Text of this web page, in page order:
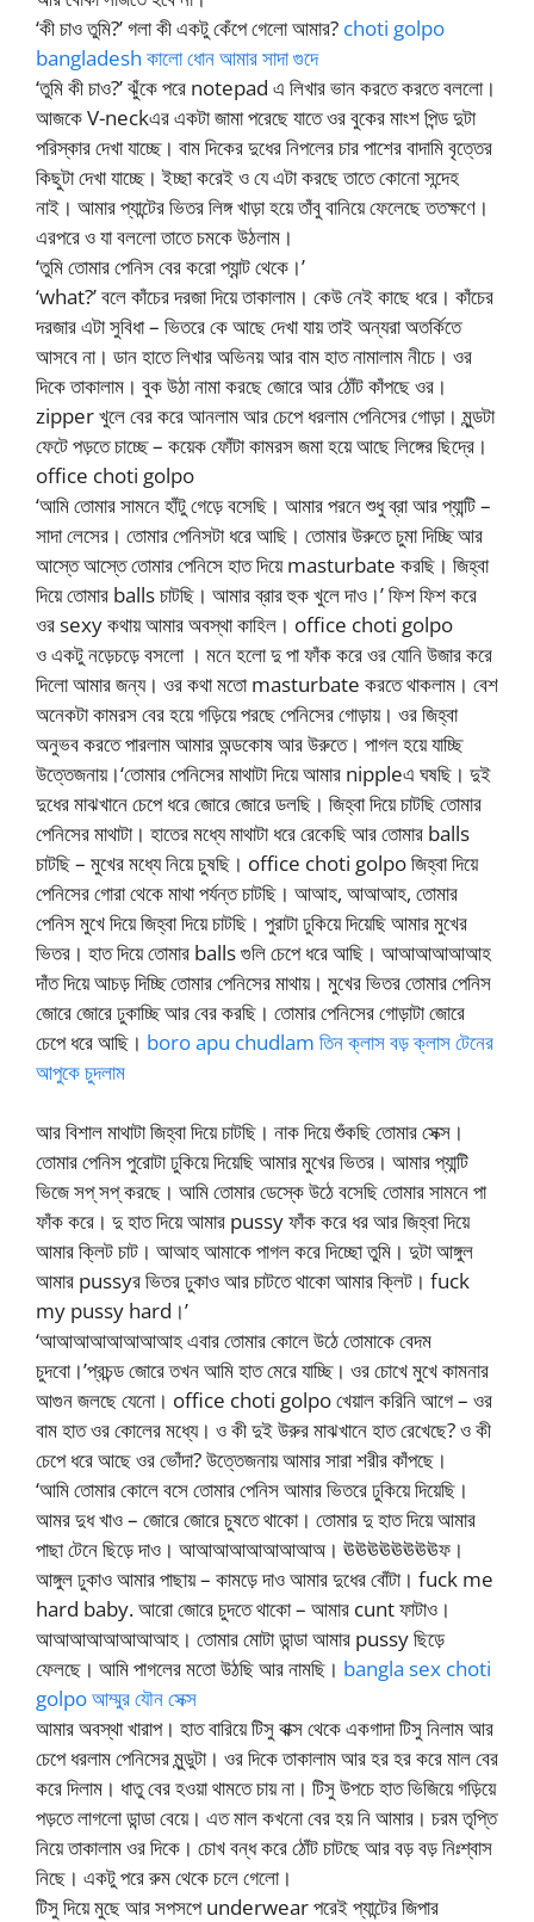
‘কী চাও তুমি?’ গলা কী একটু কেঁপে গেলো আমার? choti golpo
bangladesh কালো ধোন আমার সাদা গুদে
‘তুমি কী চাও?’ ঝুঁকে পরে notepad এ লিখার ভান করতে করতে বললো।
আজকে V-neckএর একটা জামা পরেছে যাতে ওর বুকের মাংশ পিন্ড দুটা
পরিস্কার দেখা যাচ্ছে। বাম দিকের দুধের নিপলের চার পাশের বাদামি বৃত্তের
কিছুটা দেখা যাচ্ছে। ইচ্ছা করেই ও যে এটা করছে তাতে কোনো সন্দেহ
নাই। আমার প্যান্টের ভিতর লিঙ্গ খাড়া হয়ে তাঁবু বানিয়ে ফেলেছে ততক্ষণে।
এরপরে ও যা বললো তাতে চমকে উঠলাম।
‘তুমি তোমার পেনিস বের করো প্যান্ট থেকে।’
‘what?’ বলে কাঁচের দরজা দিয়ে তাকালাম। কেউ নেই কাছে ধরে। কাঁচের
দরজার এটা সুবিধা – ভিতরে কে আছে দেখা যায় তাই অন্যরা অতর্কিতে
আসবে না। ডান হাতে লিখার অভিনয় আর বাম হাত নামালাম নীচে। ওর
দিকে তাকালাম। বুক উঠা নামা করছে জোরে আর ঠোঁট কাঁপছে ওর।
zipper খুলে বের করে আনলাম আর চেপে ধরলাম পেনিসের গোড়া। মুন্ডটা
ফেটে পড়তে চাচ্ছে – কয়েক ফোঁটা কামরস জমা হয়ে আছে লিঙ্গের ছিদ্রে।
office choti golpo
‘আমি তোমার সামনে হাঁটু গেড়ে বসেছি। আমার পরনে শুধু ব্রা আর প্যান্টি –
সাদা লেসের। তোমার পেনিসটা ধরে আছি। তোমার উরুতে চুমা দিচ্ছি আর
আস্তে আস্তে তোমার পেনিসে হাত দিয়ে masturbate করছি। জিহ্বা
দিয়ে তোমার balls চাটছি। আমার ব্রার হুক খুলে দাও।’ ফিশ ফিশ করে
ওর sexy কথায় আমার অবস্থা কাহিল। office choti golpo
ও একটু নড়েচড়ে বসলো । মনে হলো দু পা ফাঁক করে ওর যোনি উজার করে
দিলো আমার জন্য। ওর কথা মতো masturbate করতে থাকলাম। বেশ
অনেকটা কামরস বের হয়ে গড়িয়ে পরছে পেনিসের গোড়ায়। ওর জিহ্বা
অনুভব করতে পারলাম আমার অন্ডকোষ আর উরুতে। পাগল হয়ে যাচ্ছি
উত্তেজনায়।‘তোমার পেনিসের মাথাটা দিয়ে আমার nippleএ ঘষছি। দুই
দুধের মাঝখানে চেপে ধরে জোরে জোরে ডলছি। জিহ্বা দিয়ে চাটছি তোমার
পেনিসের মাথাটা। হাতের মধ্যে মাথাটা ধরে রেকেছি আর তোমার balls
চাটছি – মুখের মধ্যে নিয়ে চুষছি। office choti golpo জিহ্বা দিয়ে
পেনিসের গোরা থেকে মাথা পর্যন্ত চাটছি। আআহ, আআআহ, তোমার
পেনিস মুখে দিয়ে জিহ্বা দিয়ে চাটছি। পুরাটা ঢুকিয়ে দিয়েছি আমার মুখের
ভিতর। হাত দিয়ে তোমার balls গুলি চেপে ধরে আছি। আআআআআআহ
দাঁত দিয়ে আচড় দিচ্ছি তোমার পেনিসের মাথায়। মুখের ভিতর তোমার পেনিস
জোরে জোরে ঢুকাচ্ছি আর বের করছি। তোমার পেনিসের গোড়াটা জোরে
চেপে ধরে আছি। boro apu chudlam তিন ক্লাস বড় ক্লাস টেনের
আপুকে চুদলাম
আর বিশাল মাথাটা জিহ্বা দিয়ে চাটছি। নাক দিয়ে শুঁকছি তোমার সেক্স।
তোমার পেনিস পুরোটা ঢুকিয়ে দিয়েছি আমার মুখের ভিতর। আমার প্যান্টি
ভিজে সপ্ সপ্ করছে। আমি তোমার ডেস্কে উঠে বসেছি তোমার সামনে পা
ফাঁক করে। দু হাত দিয়ে আমার pussy ফাঁক করে ধর আর জিহ্বা দিয়ে
আমার ক্লিট চাট। আআহ আমাকে পাগল করে দিচ্ছো তুমি। দুটা আঙ্গুল
আমার pussyর ভিতর ঢুকাও আর চাটতে থাকো আমার ক্লিট। fuck
my pussy hard।’
‘আআআআআআআআহ এবার তোমার কোলে উঠে তোমাকে বেদম
চুদবো।’প্রচন্ড জোরে তখন আমি হাত মেরে যাচ্ছি। ওর চোখে মুখে কামনার
আগুন জলছে যেনো। office choti golpo খেয়াল করিনি আগে – ওর
বাম হাত ওর কোলের মধ্যে। ও কী দুই উরুর মাঝখানে হাত রেখেছে? ও কী
চেপে ধরে আছে ওর ভোঁদা? উত্তেজনায় আমার সারা শরীর কাঁপছে।
‘আমি তোমার কোলে বসে তোমার পেনিস আমার ভিতরে ঢুকিয়ে দিয়েছি।
আমর দুধ খাও – জোরে জোরে চুষতে থাকো। তোমার দু হাত দিয়ে আমার
পাছা টেনে ছিড়ে দাও। আআআআআআআআঅ। ঊঊঊঊঊঊঊঊফ।
আঙ্গুল ঢুকাও আমার পাছায় – কামড়ে দাও আমার দুধের বোঁটা। fuck me
hard baby. আরো জোরে চুদতে থাকো – আমার cunt ফাটাও।
আআআআআআআআহ। তোমার মোটা ডান্ডা আমার pussy ছিড়ে
ফেলছে। আমি পাগলের মতো উঠছি আর নামছি। bangla sex choti
golpo আম্মুর যৌন সেক্স
আমার অবস্থা খারাপ। হাত বারিয়ে টিসু বাক্স থেকে একগাদা টিসু নিলাম আর
চেপে ধরলাম পেনিসের মুন্ডুটা। ওর দিকে তাকালাম আর হর হর করে মাল বের
করে দিলাম। ধাতু বের হওয়া থামতে চায় না। টিসু উপচে হাত ভিজিয়ে গড়িয়ে
পড়তে লাগলো ডান্ডা বেয়ে। এত মাল কখনো বের হয় নি আমার। চরম তৃপ্তি
নিয়ে তাকালাম ওর দিকে। চোখ বন্ধ করে ঠোঁট চাটছে আর বড় বড় নিঃশ্বাস
নিছে। একটু পরে রুম থেকে চলে গেলো।
টিসু দিয়ে মুছে আর সপসপে underwear পরেই প্যান্টের জিপার